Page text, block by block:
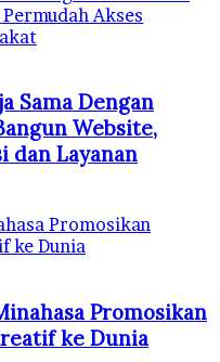
Akses
Sama Dengan
Website,
dan Layanan
Promosikan
ke Dunia
Promosikan
ke Dunia